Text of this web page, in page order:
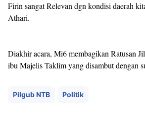
Firin sangat Relevan dgn kondisi daerah
Athari.
Diakhir acara, Mi6 membagikan Ratusan
ibu Majelis Taklim yang disambut dengan
Pilgub NTB Politik